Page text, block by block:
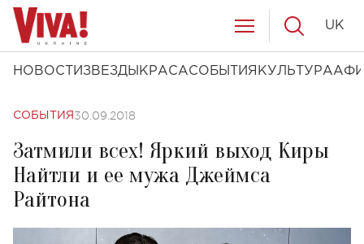
НОВОСТИ ЗВЕЗДЫ КРАСАСОБЫТИЯ КУЛЬТУРА
UK
СОБЫТИЯ 30.09.2018
Затмили всех! Яркий выход Киры
Найтли и ее мужа Джеймса
Райтона